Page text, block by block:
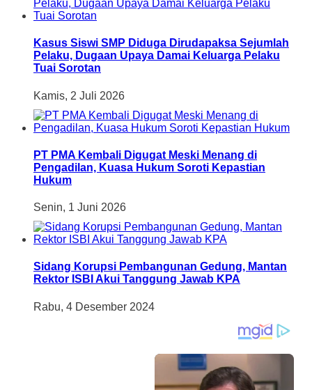
Kasus Siswi SMP Diduga Dirudapaksa Sejumlah
Pelaku, Dugaan Upaya Damai Keluarga Pelaku
Tuai Sorotan
Kamis, 2 Juli 2026
PT PMA Kembali Digugat Meski Menang di
Pengadilan, Kuasa Hukum Soroti Kepastian
Hukum
Senin, 1 Juni 2026
Sidang Korupsi Pembangunan Gedung, Mantan
Rektor ISBI Akui Tanggung Jawab KPA
Rabu, 4 Desember 2024